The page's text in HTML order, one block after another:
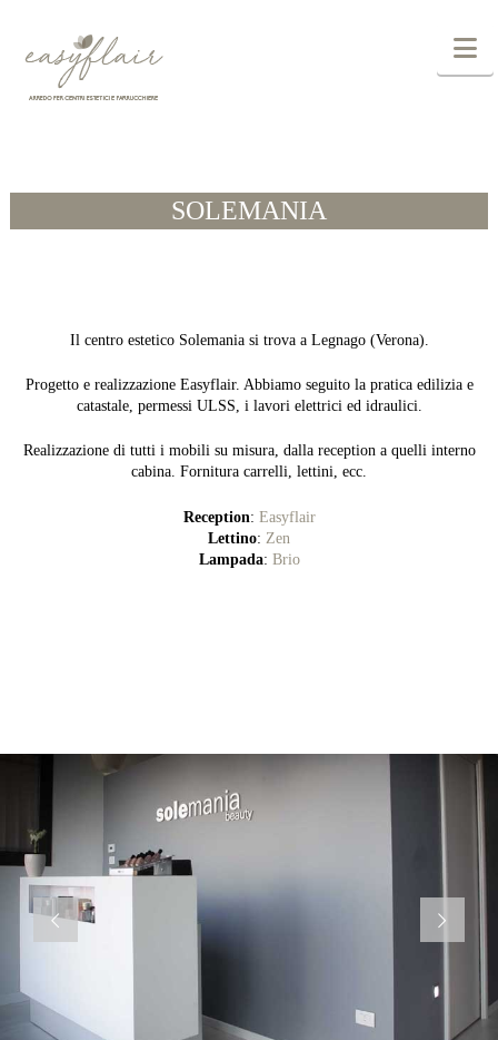
SOLEMANIA
Il centro estetico Solemania si trova a Legnago (Verona).
Progetto e realizzazione Easyflair. Abbiamo seguito la pratica edilizia e
catastale, permessi ULSS, i lavori elettrici ed idraulici.
Realizzazione di tutti i mobili su misura, dalla reception a quelli interno
cabina. Fornitura carrelli, lettini, ecc.
Reception: Easyflair
Lettino: Zen
Lampada: Brio